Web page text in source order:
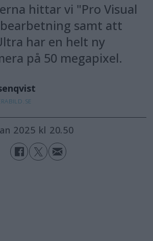
hittar vi "Pro Visual
samt att
har en helt ny
på 50 megapixel.
2025 kl 20.50